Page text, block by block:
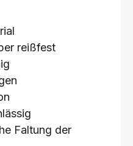
reißfest
Faltung der